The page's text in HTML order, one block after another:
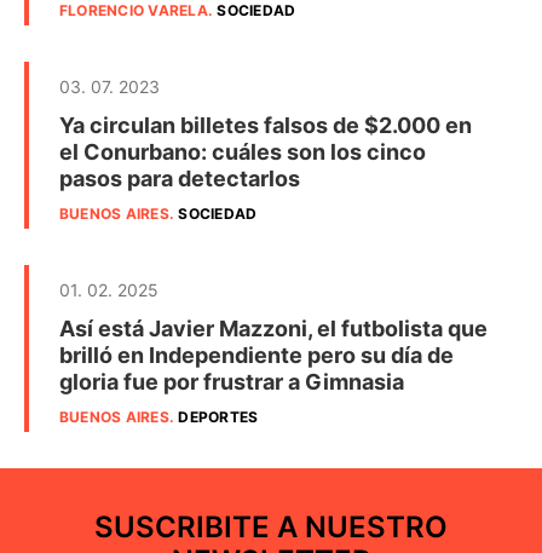
FLORENCIO VARELA.SOCIEDAD
03. 07. 2023
Ya circulan billetes falsos de $2.000 en
el Conurbano: cuáles son los cinco
pasos para detectarlos
BUENOS AIRES.SOCIEDAD
01. 02. 2025
Así está Javier Mazzoni, el futbolista que
brilló en Independiente pero su día de
gloria fue por frustrar a Gimnasia
BUENOS AIRES.DEPORTES
SUSCRIBITE A NUESTRO